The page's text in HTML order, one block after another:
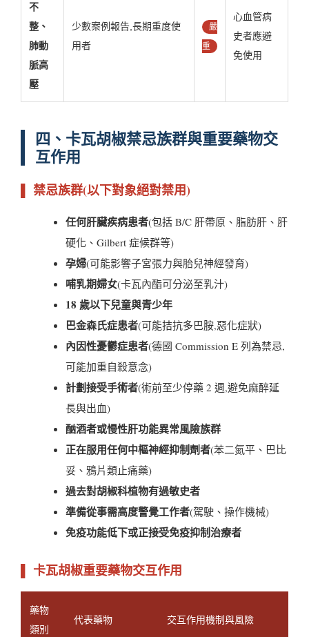
不
整、
肺動
脈高
壓
少數案例報告,長期重度使
用者
嚴
重
心血管病
史者應避
免使用
四、卡瓦胡椒禁忌族群與重要藥物交
互作用
▌ 禁忌族群(以下對象絕對禁用)
任何肝臟疾病患者(包括 B/C 肝帶原、脂肪肝、肝
硬化、Gilbert 症候群等)
孕婦(可能影響子宮張力與胎兒神經發育)
哺乳期婦女(卡瓦內酯可分泌至乳汁)
18 歲以下兒童與青少年
巴金森氏症患者(可能拮抗多巴胺,惡化症狀)
內因性憂鬱症患者(德國 Commission E 列為禁忌,
可能加重自殺意念)
計劃接受手術者(術前至少停藥 2 週,避免麻醉延
長與出血)
酗酒者或慢性肝功能異常風險族群
正在服用任何中樞神經抑制劑者(苯二氮平、巴比
妥、鴉片類止痛藥)
過去對胡椒科植物有過敏史者
準備從事需高度警覺工作者(駕駛、操作機械)
免疫功能低下或正接受免疫抑制治療者
▌ 卡瓦胡椒重要藥物交互作用
藥物
類別
代表藥物 交互作用機制與風險